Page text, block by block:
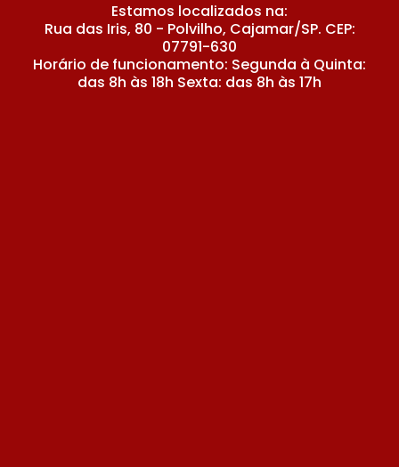
Estamos localizados na:
Rua das Iris, 80 - Polvilho, Cajamar/SP. CEP:
07791-630
Horário de funcionamento: Segunda à Quinta:
das 8h às 18h Sexta: das 8h às 17h